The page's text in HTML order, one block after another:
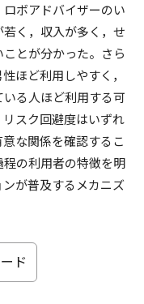
ボアドバイザーのい
く，収入が多く，せ
とが分かった。さら
ほど利用しやすく，
る人ほど利用する可
スク回避度はいずれ
な関係を確認するこ
の利用者の特徴を明
が普及するメカニズ
ド